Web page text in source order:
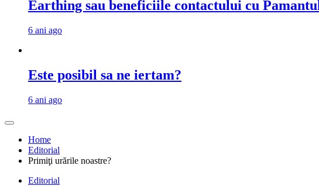
Earthing sau beneficiile contactului cu Pamantul
6 ani ago
Este posibil sa ne iertam?
6 ani ago
Home
Editorial
Primiţi urările noastre?
Editorial